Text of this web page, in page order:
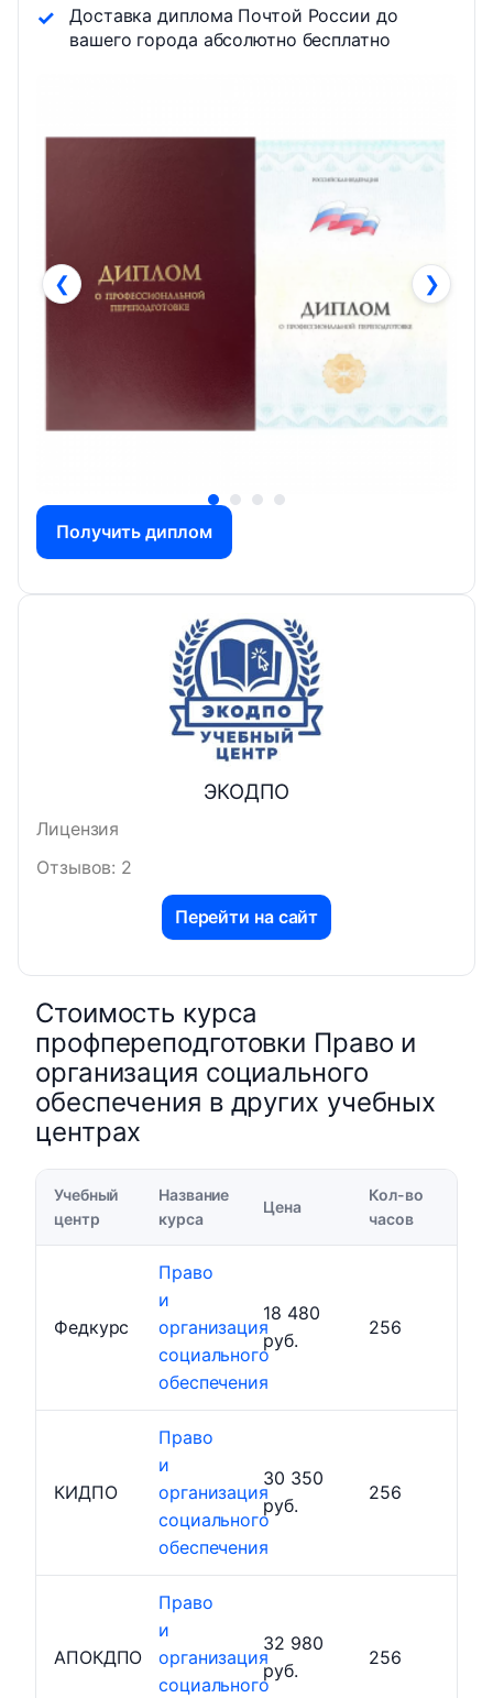
Доставка диплома Почтой России до
вашего города абсолютно бесплатно
❮ ❯
Получить диплом
ЭКОДПО
Лицензия
Отзывов: 2
Перейти на сайт
Стоимость курса
профпереподготовки Право и
организация социального
обеспечения в других учебных
центрах
Учебный
центр
Название
курса
Цена
Кол-во
часов
Федкурс
Право
и
организация
социального
обеспечения
18 480
руб.
256
КИДПО
Право
и
организация
социального
обеспечения
30 350
руб.
256
АПОКДПО
Право
и
организация
социального
32 980
руб.
256